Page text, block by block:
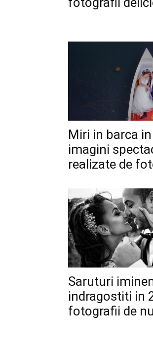
Miri in barca
imagini
realizate de
Saruturi
indragostiti in
fotografii de